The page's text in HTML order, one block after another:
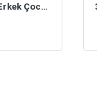
3 Kişilik Fotoğraflı Erkek Çocuklu Aile Dikiz Ayna Süsü Biblo